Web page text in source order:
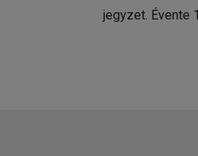
jegyzet. Évente